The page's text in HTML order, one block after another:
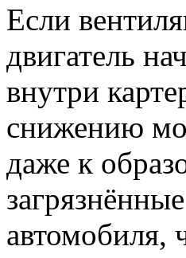
Если
двигатель
внутри
снижению
даже к
автомобиля,